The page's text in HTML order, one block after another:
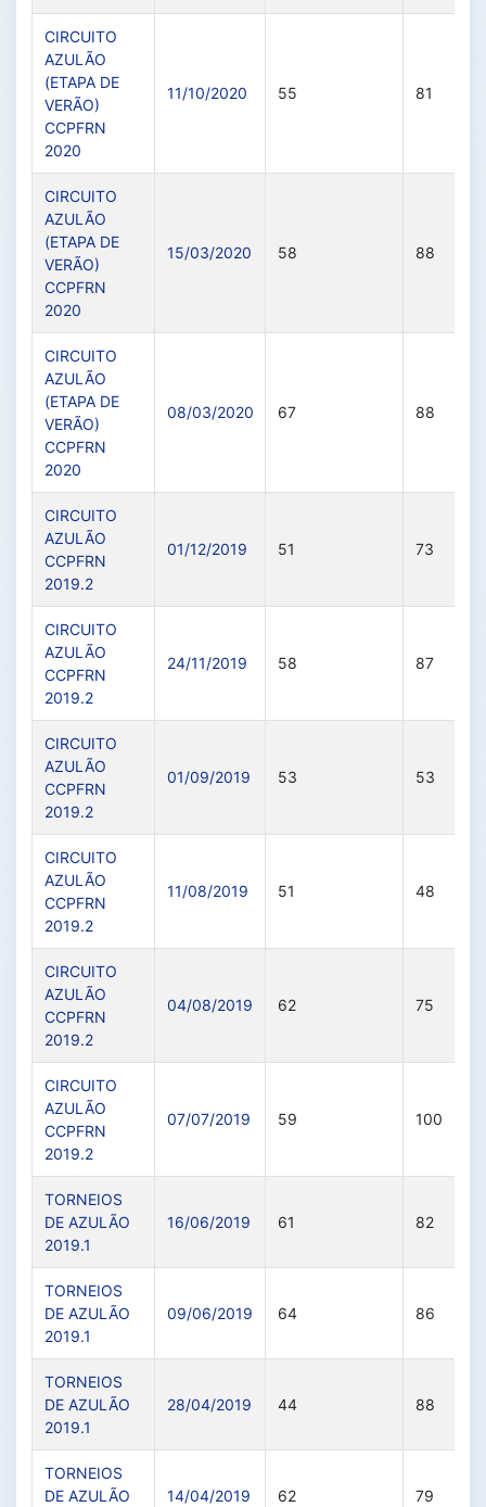
CIRCUITO
AZULÃO
(ETAPA DE
VERÃO)
CCPFRN
2020
11/10/2020 55 81
CIRCUITO
AZULÃO
(ETAPA DE
VERÃO)
CCPFRN
2020
15/03/2020 58 88
CIRCUITO
AZULÃO
(ETAPA DE
VERÃO)
CCPFRN
2020
08/03/2020 67 88
CIRCUITO
AZULÃO
CCPFRN
2019.2
01/12/2019 51 73
CIRCUITO
AZULÃO
CCPFRN
2019.2
24/11/2019 58 87
CIRCUITO
AZULÃO
CCPFRN
2019.2
01/09/2019 53 53
CIRCUITO
AZULÃO
CCPFRN
2019.2
11/08/2019 51 48
CIRCUITO
AZULÃO
CCPFRN
2019.2
04/08/2019 62 75
CIRCUITO
AZULÃO
CCPFRN
2019.2
07/07/2019 59 100
TORNEIOS
DE AZULÃO
2019.1
16/06/2019 61 82
TORNEIOS
DE AZULÃO
2019.1
09/06/2019 64 86
TORNEIOS
DE AZULÃO
2019.1
28/04/2019 44 88
TORNEIOS
DE AZULÃO
14/04/2019 62 79